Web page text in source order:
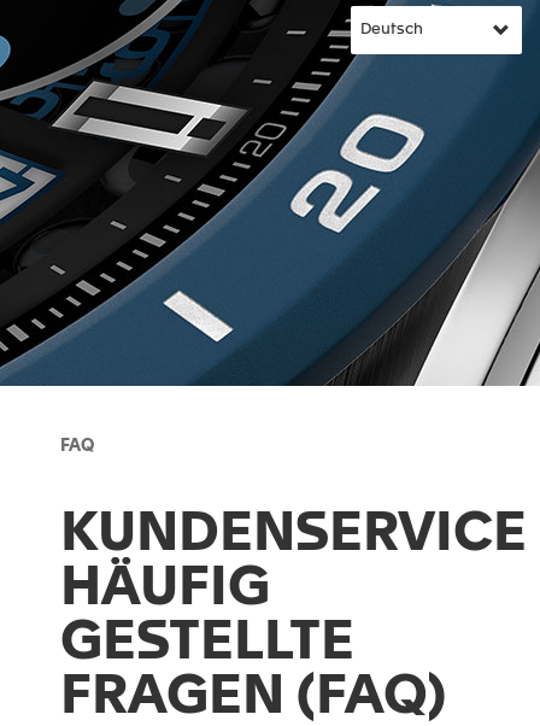
FAQ
KUNDENSERVICE
HÄUFIG
GESTELLTE
FRAGEN (FAQ)